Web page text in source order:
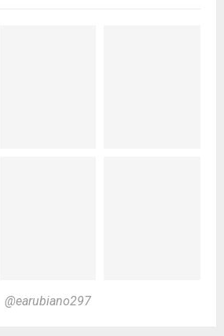
@earubiano297